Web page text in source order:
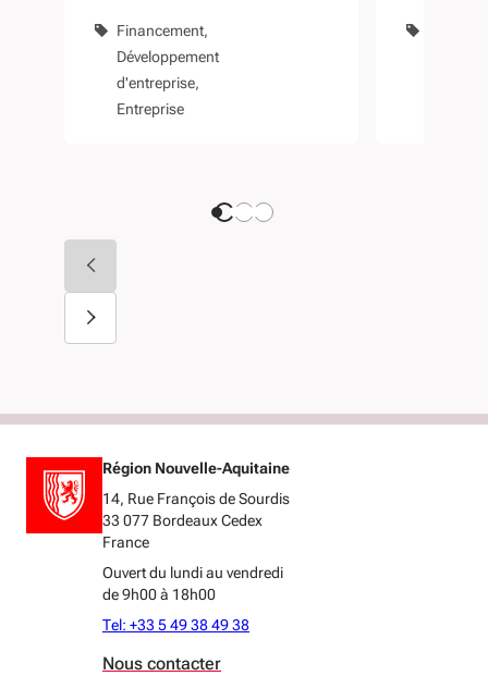
Aquitaine
Financement
Développement
d'entreprise
Entreprise
Région Nouvelle-Aquitaine
14, Rue François de Sourdis
33 077 Bordeaux Cedex
France
Ouvert du lundi au vendredi
de 9h00 à 18h00
Tel: +33 5 49 38 49 38
Nous contacter